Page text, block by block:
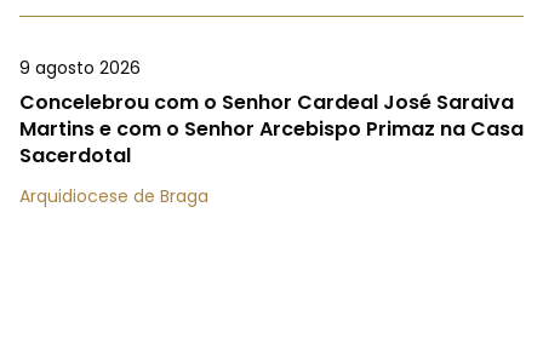
9 agosto 2026
Concelebrou com o Senhor Cardeal José Saraiva
Martins e com o Senhor Arcebispo Primaz na Casa
Sacerdotal
Arquidiocese de Braga